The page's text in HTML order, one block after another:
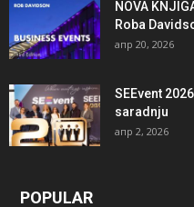
NOVA
Roba
апр 20, 2026
SEEvent
saradnju
апр 2, 2026
POPULAR